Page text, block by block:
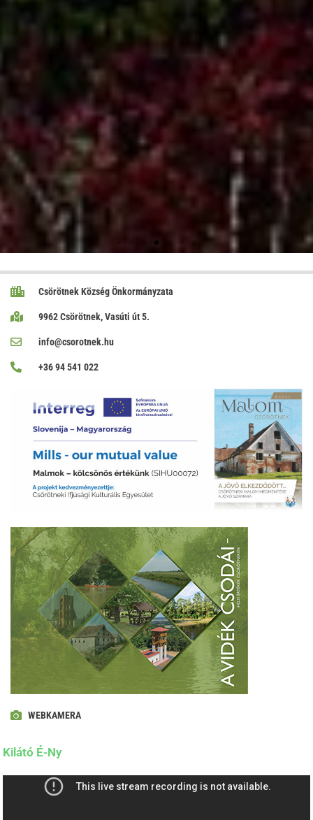
Csörötnek Község Önkormányzata
9962 Csörötnek, Vasúti út 5.
info@csorotnek.hu
+36 94 541 022
WEBKAMERA
Kilátó É-Ny